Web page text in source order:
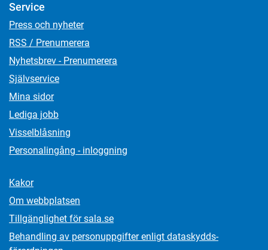
Service
Press och nyheter
RSS / Prenumerera
Nyhetsbrev - Prenumerera
Självservice
Mina sidor
Lediga jobb
Visselblåsning
Personalingång - inloggning
Kakor
Om webbplatsen
Tillgänglighet för sala.se
Behandling av personuppgifter enligt dataskydds­